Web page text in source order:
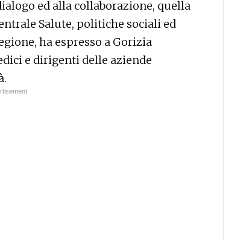
ed alla collaborazione, quella
Salute, politiche sociali ed
ha espresso a Gorizia
e dirigenti delle aziende